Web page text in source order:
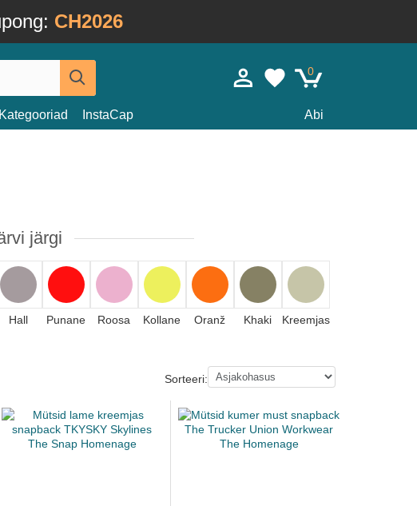
CH2026
0
Kategooriad InstaCap Abi
järgi
Hall Punane Roosa Kollane Oranž Khaki Kreemjas
Sorteeri: